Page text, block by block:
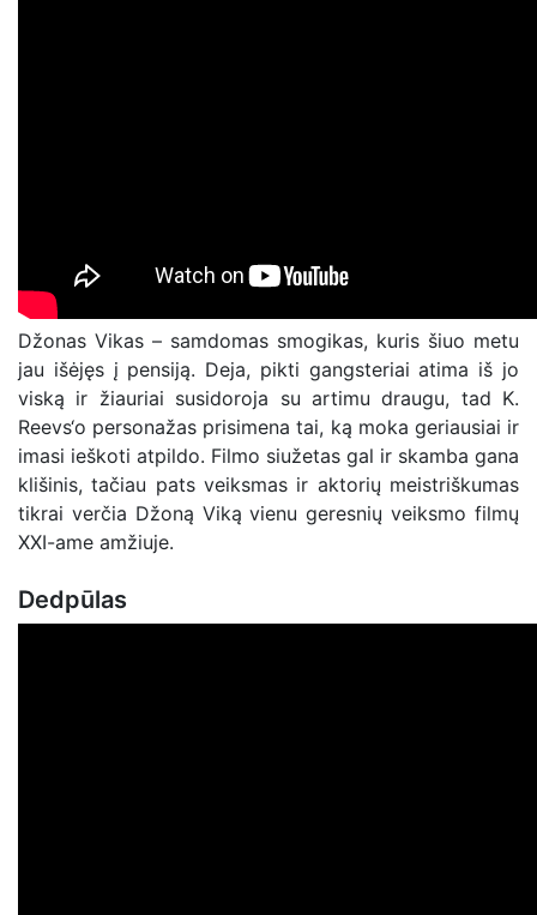
Džonas Vikas – samdomas smogikas, kuris šiuo metu
jau išėjęs į pensiją. Deja, pikti gangsteriai atima iš jo
viską ir žiauriai susidoroja su artimu draugu, tad K.
Reevs‘o personažas prisimena tai, ką moka geriausiai ir
imasi ieškoti atpildo. Filmo siužetas gal ir skamba gana
klišinis, tačiau pats veiksmas ir aktorių meistriškumas
tikrai verčia Džoną Viką vienu geresnių veiksmo filmų
XXI-ame amžiuje.
Dedpūlas